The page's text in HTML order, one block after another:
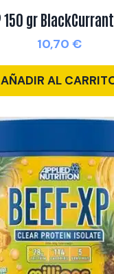
150 gr
10,70 €
AÑADIR AL